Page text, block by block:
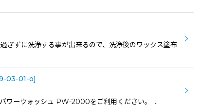
ぎずに洗浄する事が出来るので、洗浄後のワックス塗布
03-01-o]
ワーウォッシュ PW-2000をご利用ください。 …